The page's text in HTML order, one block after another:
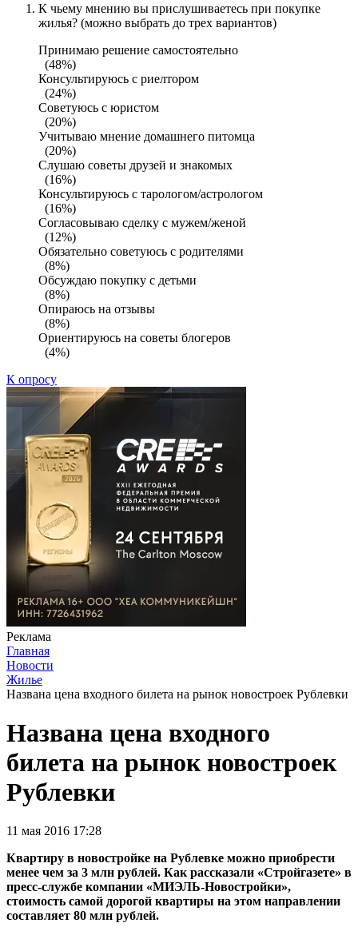
К чьему мнению вы прислушиваетесь при покупке
жилья? (можно выбрать до трех вариантов)
Принимаю решение самостоятельно
(48%)
Консультируюсь с риелтором
(24%)
Советуюсь с юристом
(20%)
Учитываю мнение домашнего питомца
(20%)
Слушаю советы друзей и знакомых
(16%)
Консультируюсь с тарологом/астрологом
(16%)
Согласовываю сделку с мужем/женой
(12%)
Обязательно советуюсь с родителями
(8%)
Обсуждаю покупку с детьми
(8%)
Опираюсь на отзывы
(8%)
Ориентируюсь на советы блогеров
(4%)
К опросу
Реклама
Главная
Новости
Жилье
Названа цена входного билета на рынок новостроек Рублевки
Названа цена входного
билета на рынок новостроек
Рублевки
11 мая 2016 17:28
Квартиру в новостройке на Рублевке можно приобрести
менее чем за 3 млн рублей. Как рассказали «Стройгазете» в
пресс-службе компании «МИЭЛЬ-Новостройки»,
стоимость самой дорогой квартиры на этом направлении
составляет 80 млн рублей.